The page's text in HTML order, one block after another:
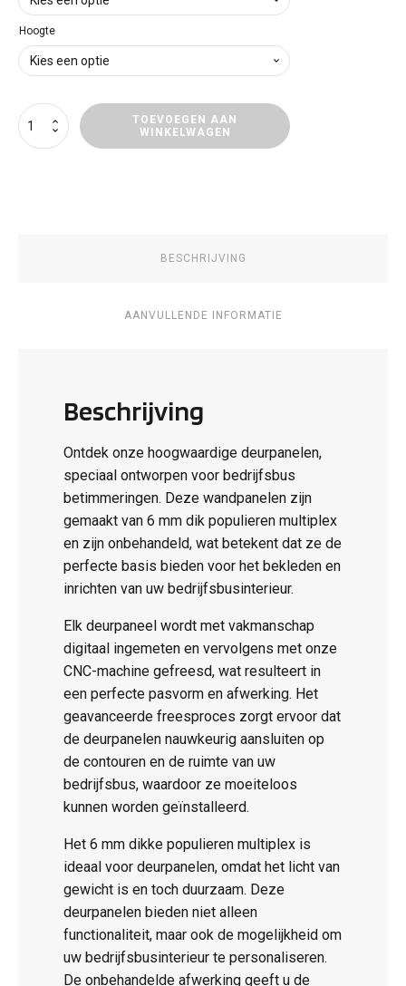
Hoogte
Deurpanelen
Volkswagen
TOEVOEGEN AAN
WINKELWAGEN
BESCHRIJVING
AANVULLENDE INFORMATIE
Beschrijving
Ontdek onze hoogwaardige deurpanelen,
speciaal ontworpen voor bedrijfsbus
betimmeringen. Deze wandpanelen zijn
gemaakt van 6 mm dik populieren multiplex
en zijn onbehandeld, wat betekent dat ze de
perfecte basis bieden voor het bekleden en
inrichten van uw bedrijfsbusinterieur.
Elk deurpaneel wordt met vakmanschap
digitaal ingemeten en vervolgens met onze
CNC-machine gefreesd, wat resulteert in
een perfecte pasvorm en afwerking. Het
geavanceerde freesproces zorgt ervoor dat
de deurpanelen nauwkeurig aansluiten op
de contouren en de ruimte van uw
bedrijfsbus, waardoor ze moeiteloos
kunnen worden geïnstalleerd.
Het 6 mm dikke populieren multiplex is
ideaal voor deurpanelen, omdat het licht van
gewicht is en toch duurzaam. Deze
deurpanelen bieden niet alleen
functionaliteit, maar ook de mogelijkheid om
uw bedrijfsbusinterieur te personaliseren.
De onbehandelde afwerking geeft u de